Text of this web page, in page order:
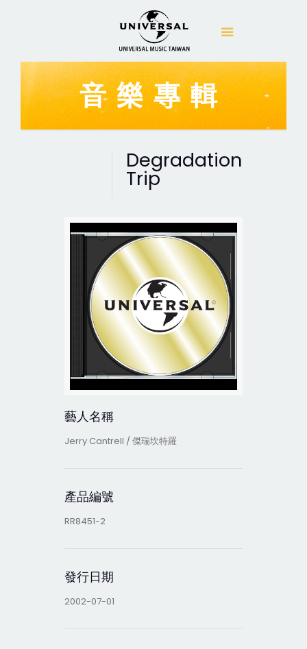
音樂專輯
Degradation
Trip
藝人名稱
Jerry Cantrell / 傑瑞坎特羅
產品編號
RR8451-2
發行日期
2002-07-01